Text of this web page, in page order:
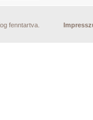
fenntartva.